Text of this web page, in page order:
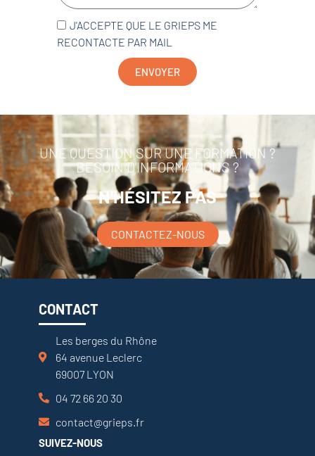
J'ACCEPTE QUE LE GRIEPS ME
RECONTACTE PAR MAIL
ENVOYER
UNE QUESTION SUR UNE FORMATION ?
BESOIN D'INFORMATIONS ?
N'HÉSITEZ PAS
CONTACTEZ-NOUS
CONTACT
Les berges du Rhône
64 avenue Leclerc
69007 LYON
04 72 66 20 30
contact@grieps.fr
SUIVEZ-NOUS